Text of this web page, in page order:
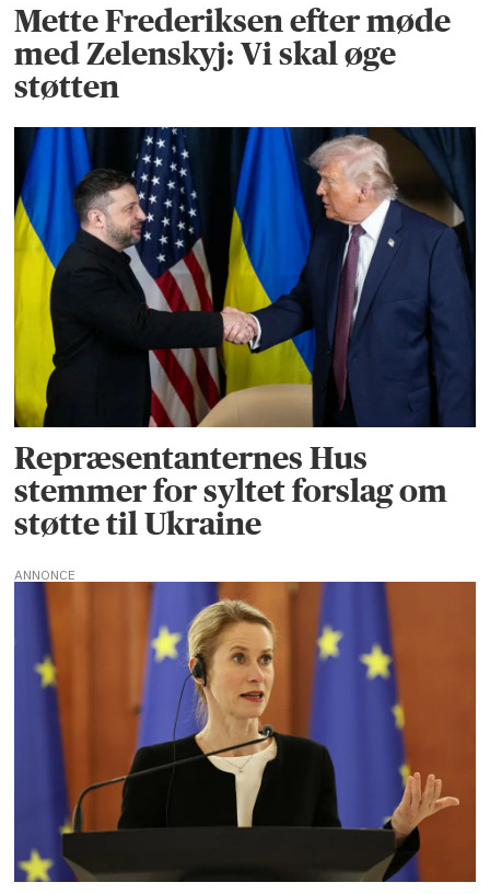
Mette Frederiksen efter møde
med Zelenskyj: Vi skal øge
støtten
Repræsentanternes Hus
stemmer for syltet forslag om
støtte til Ukraine
ANNONCE